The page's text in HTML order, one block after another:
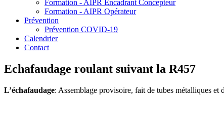
Formation - AIPR Encadrant Concepteur
Formation - AIPR Opérateur
Prévention
Prévention COVID-19
Calendrier
Contact
Echafaudage roulant suivant la R457
L’échafaudage: Assemblage provisoire, fait de tubes métalliques